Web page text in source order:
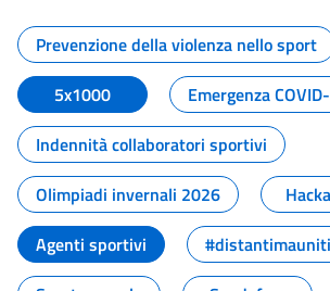
Tutti i contenuti
Prevenzione della violenza nello sport
5x1000
Emergenza
Indennità collaboratori sportivi
Olimpiadi invernali 2026
Agenti sportivi
#distantimauniti